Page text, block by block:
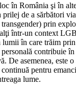
în România şi în
prilej de a sărbători
prin
într-un context
lumii în care trăim
contribuie
De asemenea, este o
pentru
lume.